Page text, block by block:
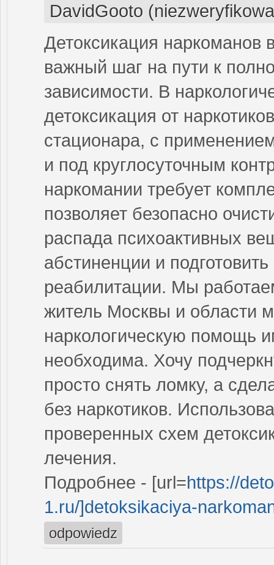
DavidGooto
Детоксикация
важный шаг на пути к
зависимости. В
детоксикация от
стационара, с
и под круглосуточным
наркомании требует
позволяет безопасно
распада психоактивных
абстиненции и
реабилитации. Мы
житель Москвы и области
наркологическую помощь
необходима. Хочу
просто снять ломку, а
без наркотиков.
проверенных схем
лечения.
Подробнее - [url=https://
1.ru/]detoksikaciya-
odpowiedz